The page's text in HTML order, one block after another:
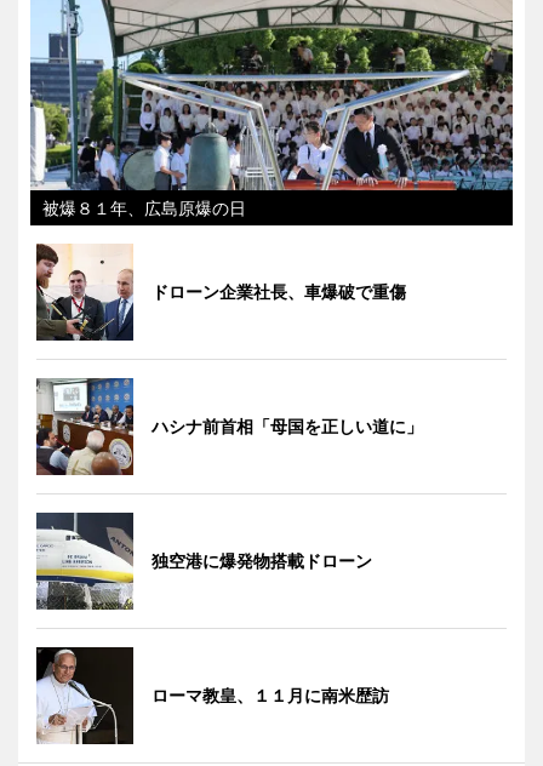
被爆８１年、広島原爆の日
ドローン企業社長、車爆破で重傷
ハシナ前首相「母国を正しい道に」
独空港に爆発物搭載ドローン
ローマ教皇、１１月に南米歴訪